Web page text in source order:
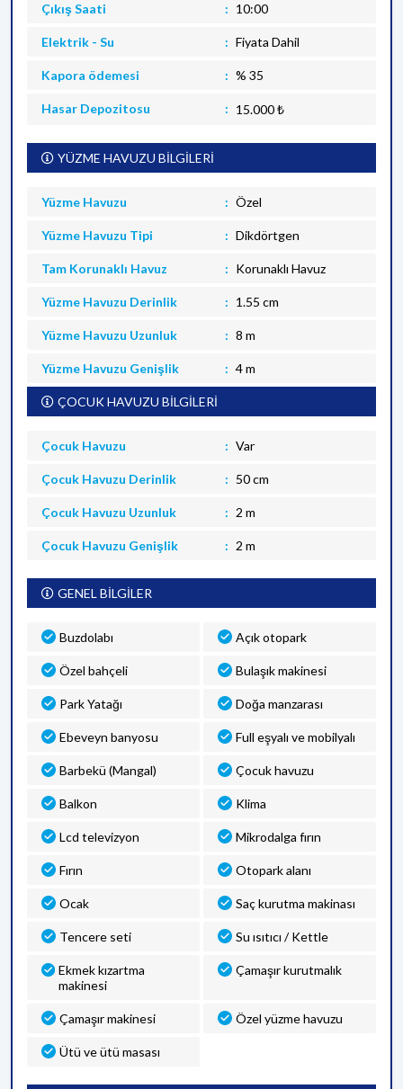
Çıkış Saati 10:00
Elektrik - Su Fiyata Dahil
Kapora ödemesi % 35
Hasar Depozitosu 15.000 ₺
YÜZME HAVUZU BİLGİLERİ
Yüzme Havuzu Özel
Yüzme Havuzu Tipi Dikdörtgen
Tam Korunaklı Havuz Korunaklı Havuz
Yüzme Havuzu Derinlik 1.55 cm
Yüzme Havuzu Uzunluk 8 m
Yüzme Havuzu Genişlik 4 m
ÇOCUK HAVUZU BİLGİLERİ
Çocuk Havuzu Var
Çocuk Havuzu Derinlik 50 cm
Çocuk Havuzu Uzunluk 2 m
Çocuk Havuzu Genişlik 2 m
GENEL BİLGİLER
Buzdolabı Açık otopark
Özel bahçeli Bulaşık makinesi
Park Yatağı Doğa manzarası
Ebeveyn banyosu Full eşyalı ve mobilyalı
Barbekü (Mangal) Çocuk havuzu
Balkon Klima
Lcd televizyon Mikrodalga fırın
Fırın Otopark alanı
Ocak Saç kurutma makinası
Tencere seti Su ısıtıcı / Kettle
Ekmek kızartma
makinesi
Çamaşır kurutmalık
Çamaşır makinesi Özel yüzme havuzu
Ütü ve ütü masası